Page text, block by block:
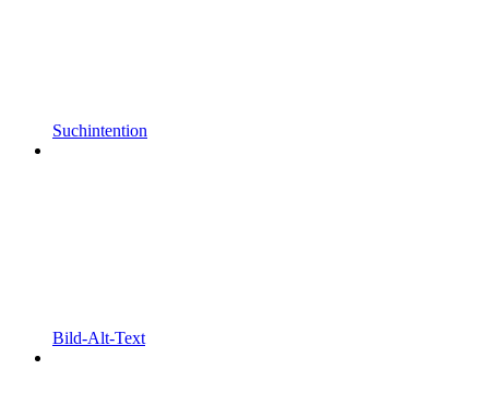
Suchintention
Bild-Alt-Text